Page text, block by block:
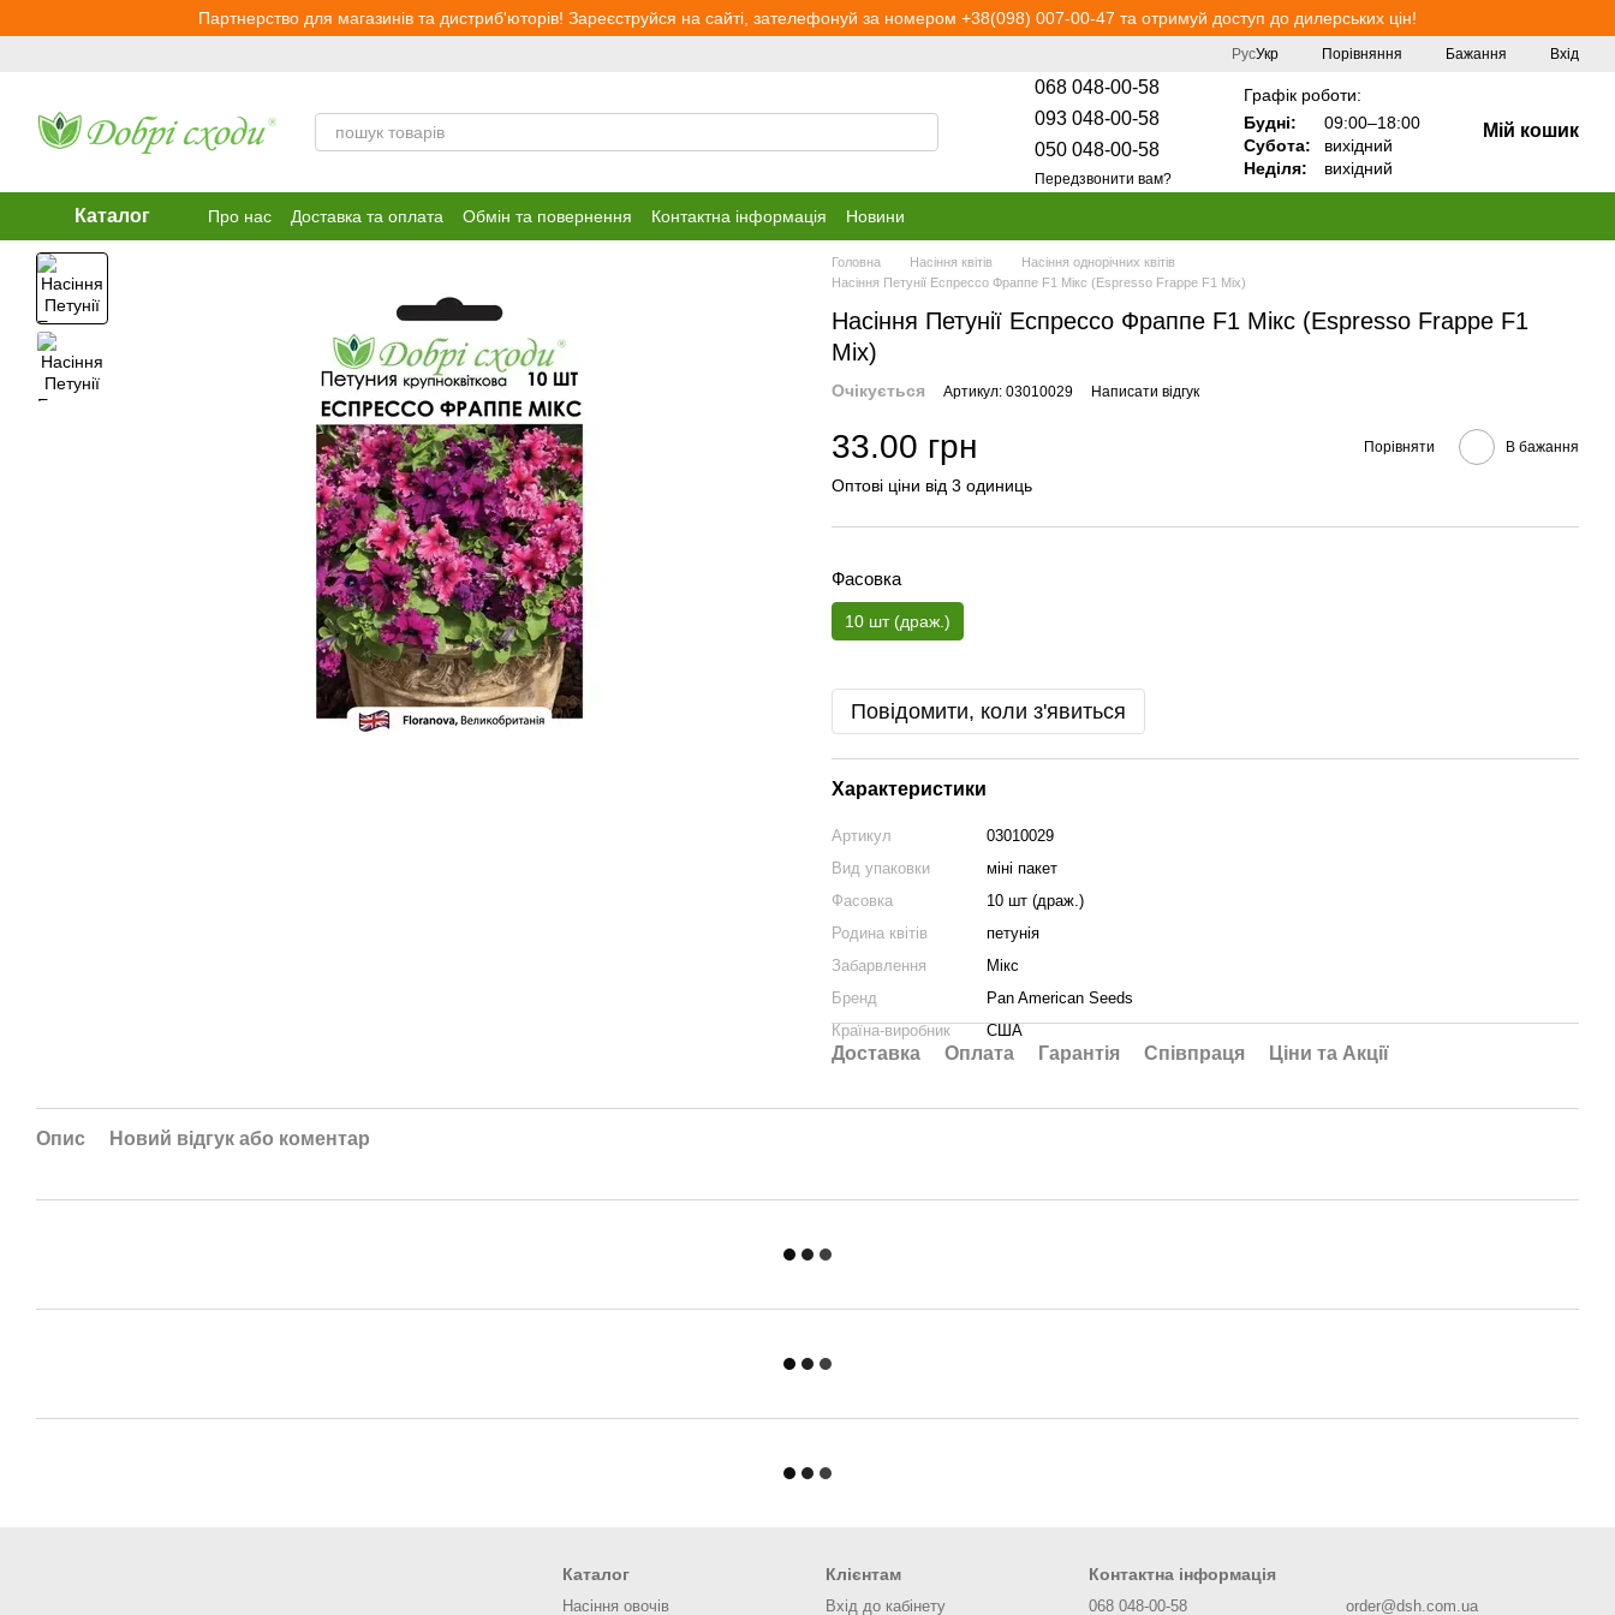
Перейти до основного контентуПартнерство для магазинів та дистриб'юторів! Зареєструйся на сайті, зателефонуй за номером +38(098) 007-00-47 та отримуй доступ до дилерських цін!
РусУкр Порівняння Бажання Вхід
068 048-00-58
093 048-00-58
050 048-00-58
Передзвонити вам?
Графік роботи:
Будні:
09:00–18:00
Субота:
вихідний
Неділя:
вихідний
Мій кошик
Каталог Про нас Доставка та оплата Обмін та повернення Контактна інформація Новини
Головна Насіння квітів
Насіння однорічних квітів
Насіння Петунії Еспрессо Фраппе F1 Мікс (Espresso Frappe F1 Mix)
Насіння Петунії Еспрессо Фраппе F1 Мікс (Espresso Frappe F1
Mix)
Очікується Артикул: 03010029 Написати відгук
33.00 грн Порівняти В бажання
Оптові ціни від 3 одиниць
Фасовка
10 шт (драж.)
Повідомити, коли з'явиться
Характеристики
Артикул
03010029
Вид упаковки
міні пакет
Фасовка
10 шт (драж.)
Родина квітів
петунія
Забарвлення
Мікс
Бренд
Pan American Seeds
Країна-виробник
США
Доставка Оплата Гарантія Співпраця Ціни та Акції
Опис Новий відгук або коментар
Каталог
Насіння овочів
Клієнтам
Вхід до кабінету
Контактна інформація
068 048-00-58 order@dsh.com.ua